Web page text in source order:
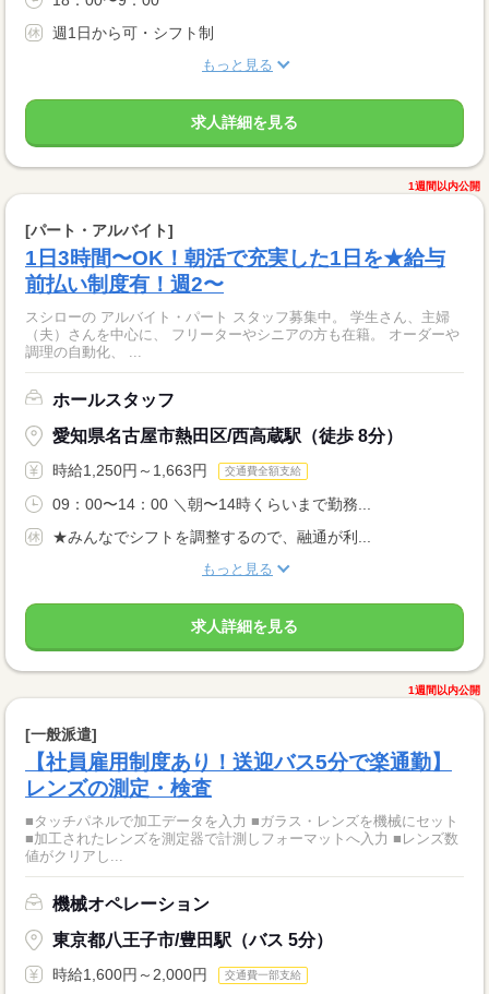
週1日から可・シフト制
もっと見る
求人詳細を見る
1週間以内公開
[パート・アルバイト]
1日3時間〜OK！朝活で充実した1日を★給与
前払い制度有！週2〜
スシローの アルバイト・パート スタッフ募集中。 学生さん、主婦
（夫）さんを中心に、 フリーターやシニアの方も在籍。 オーダーや
調理の自動化、 ...
ホールスタッフ
愛知県名古屋市熱田区/西高蔵駅（徒歩 8分）
時給1,250円～1,663円 交通費全額支給
09：00〜14：00 ＼朝〜14時くらいまで勤務...
★みんなでシフトを調整するので、融通が利...
もっと見る
求人詳細を見る
1週間以内公開
[一般派遣]
【社員雇用制度あり！送迎バス5分で楽通勤】
レンズの測定・検査
■タッチパネルで加工データを入力 ■ガラス・レンズを機械にセット
■加工されたレンズを測定器で計測しフォーマットへ入力 ■レンズ数
値がクリアし...
機械オペレーション
東京都八王子市/豊田駅（バス 5分）
時給1,600円～2,000円 交通費一部支給